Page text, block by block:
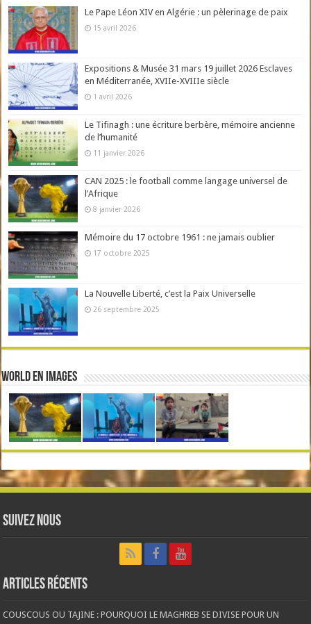
Le Pape Léon XIV en Algérie : un pèlerinage de paix
15 avril 2026
Expositions & Musée 31 mars 19 juillet 2026 Esclaves
en Méditerranée, XVIIe-XVIIIe siècle
1 avril 2026
Le Tifinagh : une écriture berbère, mémoire ancienne
de l’humanité
11 janvier 2026
CAN 2025 : le football comme langage universel de
l’Afrique
8 janvier 2026
Mémoire du 17 octobre 1961 : ne jamais oublier
17 octobre 2025
La Nouvelle Liberté, c’est la Paix Universelle
26 septembre 2025
World en Images
Suivez nous
Articles récents
COUSCOUS OU TAJINE : POURQUOI LE MAGHREB SE DIVISE POUR UN